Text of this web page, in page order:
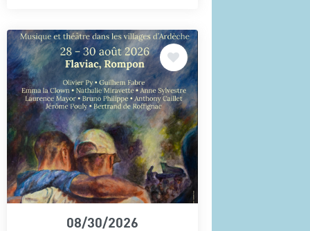
08/30/2026